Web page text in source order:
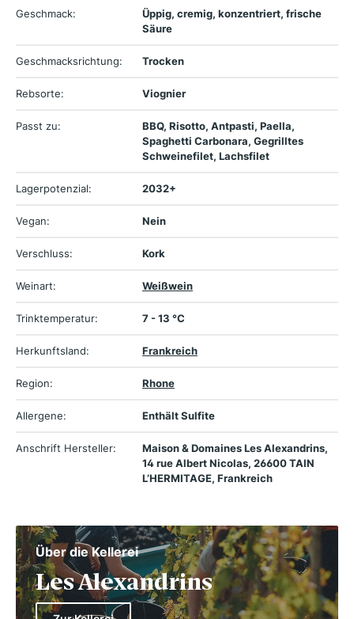
Geschmack:
Üppig, cremig, konzentriert, frische
Säure
Geschmacksrichtung: Trocken
Rebsorte: Viognier
Passt zu:
BBQ, Risotto, Antpasti, Paella,
Spaghetti Carbonara, Gegrilltes
Schweinefilet, Lachsfilet
Lagerpotenzial: 2032+
Vegan: Nein
Verschluss: Kork
Weinart: Weißwein
Trinktemperatur: 7 - 13 °C
Herkunftsland: Frankreich
Region: Rhone
Allergene: Enthält Sulfite
Anschrift Hersteller:
Maison & Domaines Les Alexandrins,
14 rue Albert Nicolas, 26600 TAIN
L’HERMITAGE, Frankreich
Über die Kellerei
Les Alexandrins